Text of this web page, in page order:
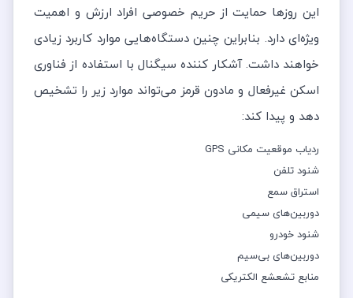
این روزها حمایت از حریم خصوصی افراد ارزش و اهمیت
ویژه‌ای دارد. بنابراین چنین دستگاه‌هایی موارد کاربرد زیادی
خواهند داشت. آشکار کننده سیگنال با استفاده از فناوری
اسکن غیرفعال و مادون قرمز می‌تواند موارد زیر را تشخیص
دهد و پیدا کند:
ردیاب موقعیت مکانی GPS
شنود تلفن
استراق سمع
دوربین‌های سیمی
شنود خودرو
دوربین‌های بی‌سیم
منابع تشعشع الکتریکی